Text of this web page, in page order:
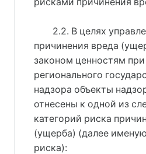
2.2. В целях
причинения вреда
законом ценностям
регионального
надзора объекты
отнесены к одной из
категорий риска
(ущерба) (далее
риска):